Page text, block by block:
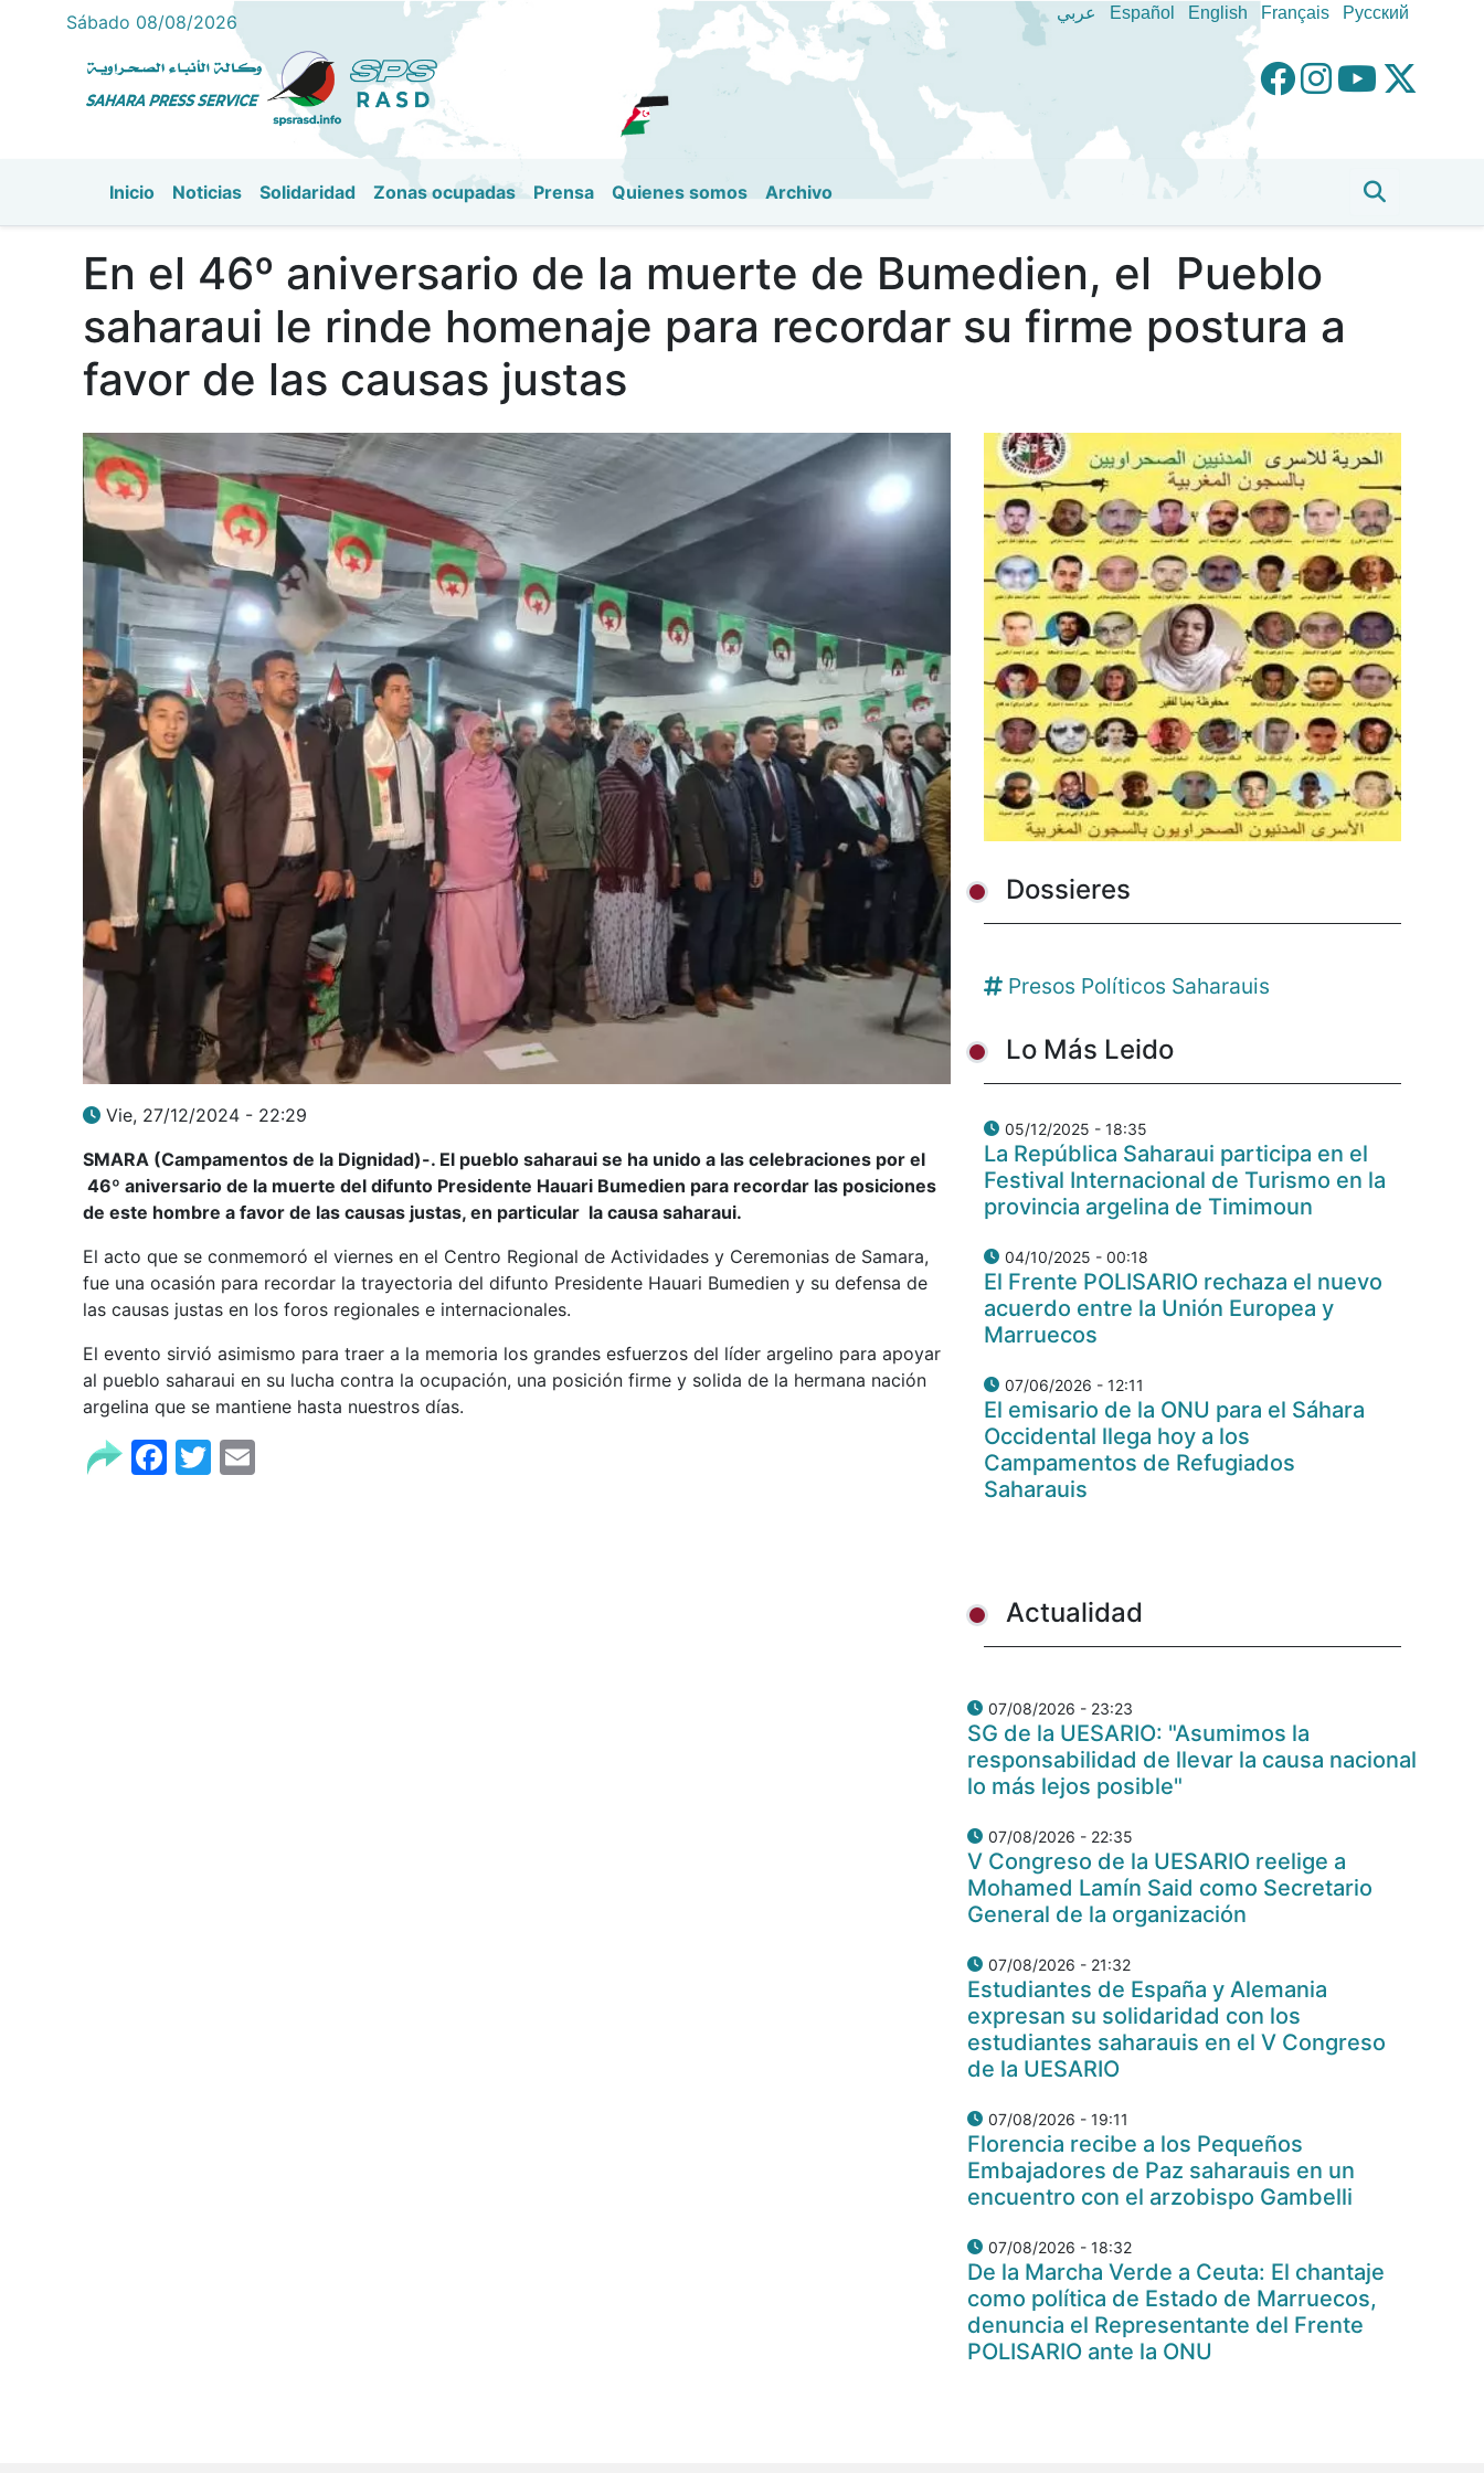
Pasar
al
contenido
Sábado 08/08/2026 عربي Español English Français Pусский
Inicio Noticias Solidaridad Zonas ocupadas Prensa Quienes somos Archivo
En el 46º aniversario de la muerte de Bumedien, el Pueblo
saharaui le rinde homenaje para recordar su firme postura a
favor de las causas justas
Vie, 27/12/2024 - 22:29
SMARA (Campamentos de la Dignidad)-. El pueblo saharaui se ha unido a las celebraciones por el
46º aniversario de la muerte del difunto Presidente Hauari Bumedien para recordar las posiciones
de este hombre a favor de las causas justas, en particular la causa saharaui.
El acto que se conmemoró el viernes en el Centro Regional de Actividades y Ceremonias de Samara,
fue una ocasión para recordar la trayectoria del difunto Presidente Hauari Bumedien y su defensa de
las causas justas en los foros regionales e internacionales.
El evento sirvió asimismo para traer a la memoria los grandes esfuerzos del líder argelino para apoyar
al pueblo saharaui en su lucha contra la ocupación, una posición firme y solida de la hermana nación
argelina que se mantiene hasta nuestros días.
Facebook
Twitter
Dossieres
Presos Políticos Saharauis
Lo Más Leido
05/12/2025 - 18:35
La República Saharaui participa en el
Festival Internacional de Turismo en la
provincia argelina de Timimoun
04/10/2025 - 00:18
El Frente POLISARIO rechaza el nuevo
acuerdo entre la Unión Europea y
Marruecos
07/06/2026 - 12:11
El emisario de la ONU para el Sáhara
Occidental llega hoy a los
Campamentos de Refugiados
Saharauis
Actualidad
07/08/2026 - 23:23
SG de la UESARIO: "Asumimos la
responsabilidad de llevar la causa nacional
lo más lejos posible"
07/08/2026 - 22:35
V Congreso de la UESARIO reelige a
Mohamed Lamín Said como Secretario
General de la organización
07/08/2026 - 21:32
Estudiantes de España y Alemania
expresan su solidaridad con los
estudiantes saharauis en el V Congreso
de la UESARIO
07/08/2026 - 19:11
Florencia recibe a los Pequeños
Embajadores de Paz saharauis en un
encuentro con el arzobispo Gambelli
07/08/2026 - 18:32
De la Marcha Verde a Ceuta: El chantaje
como política de Estado de Marruecos,
denuncia el Representante del Frente
POLISARIO ante la ONU